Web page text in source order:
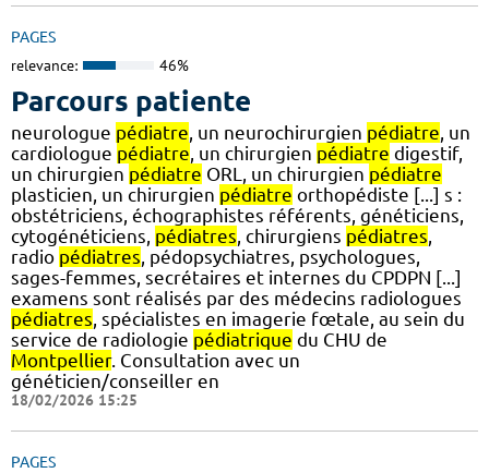
PAGES
relevance: 46%
Parcours patiente
neurologue pédiatre, un neurochirurgien pédiatre, un
cardiologue pédiatre, un chirurgien pédiatre digestif,
un chirurgien pédiatre ORL, un chirurgien pédiatre
plasticien, un chirurgien pédiatre orthopédiste [...] s :
obstétriciens, échographistes référents, généticiens,
cytogénéticiens, pédiatres, chirurgiens pédiatres,
radio pédiatres, pédopsychiatres, psychologues,
sages-femmes, secrétaires et internes du CPDPN [...]
examens sont réalisés par des médecins radiologues
pédiatres, spécialistes en imagerie fœtale, au sein du
service de radiologie pédiatrique du CHU de
Montpellier. Consultation avec un
généticien/conseiller en
18/02/2026 15:25
PAGES